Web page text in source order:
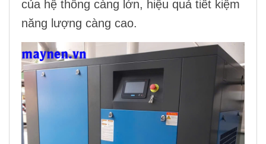
của hệ thống càng lớn, hiệu quả tiết kiệm
năng lượng càng cao.